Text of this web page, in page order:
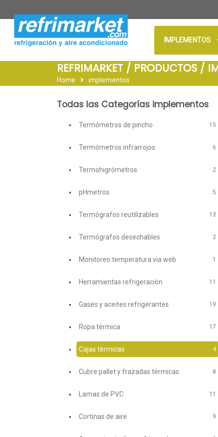
IMPLEMENTOS
REFRIMARKET / PRODUCTOS /
Home implementos
Todas las Categorías implementos
Termómetros de pincho 15
Termómetros infrarrojos 6
Termohigrómetros 2
pHmetros 5
Termógrafos reutilizables 13
Termógrafos desechables 2
Monitoreo temperatura via web 1
Herramientas refrigeración 11
Gases y aceites refrigerantes 19
Ropa térmica 17
Cajas térmicas 4
Cubre pallet y frazadas térmicas 8
Lamas de PVC 11
Cortinas de aire 9